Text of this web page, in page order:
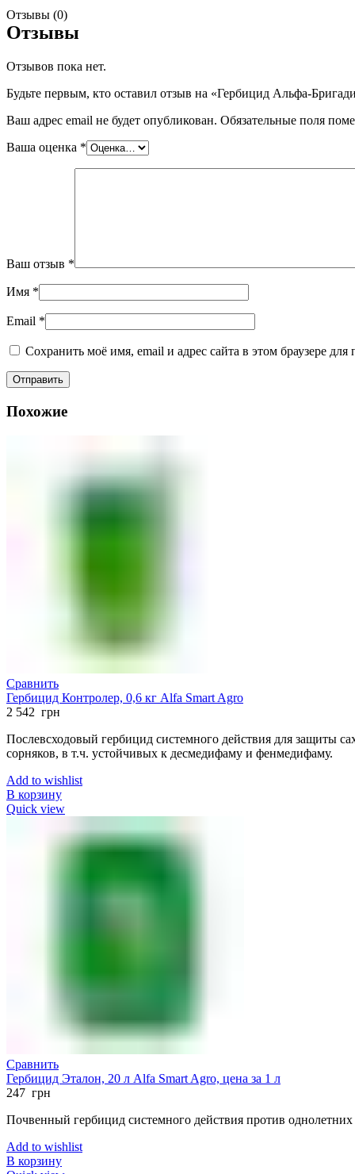
Отзывы (0)
Отзывы
Отзывов пока нет.
Будьте первым, кто оставил отзыв на «Гербицид Альфа-
Ваш адрес email не будет опубликован. Обязательные поля
Ваша оценка *
Ваш отзыв *
Имя *
Email *
Сохранить моё имя, email и адрес сайта в этом браузере
Похожие
Сравнить
Гербицид Контролер, 0,6 кг Alfa Smart Agro
2 542 грн
Послевсходовый гербицид системного действия для защиты
сорняков, в т.ч. устойчивых к десмедифаму и фенмедифаму.
Add to wishlist
В корзину
Quick view
Сравнить
Гербицид Эталон, 20 л Alfa Smart Agro, цена за 1 л
247 грн
Почвенный гербицид системного действия против
Add to wishlist
В корзину